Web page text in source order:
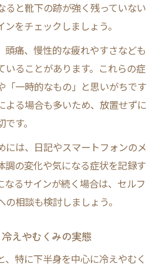
ると靴下の跡が強く残っていない
をチェックしましょう。
頭痛、慢性的な疲れやすさなども
いることがあります。これらの症
「一時的なもの」と思いがちです
よる場合も多いため、放置せずに
す。
には、日記やスマートフォンのメ
調の変化や気になる症状を記録す
なるサインが続く場合は、セルフ
相談も検討しましょう。
えやむくみの実態
、特に下半身を中心に冷えやむく